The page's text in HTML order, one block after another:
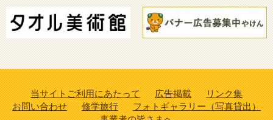
当サイトご利用にあたって 広告掲載
リンク集
お問い合わせ
修学旅行
フォトギャラリー（写真貸出）